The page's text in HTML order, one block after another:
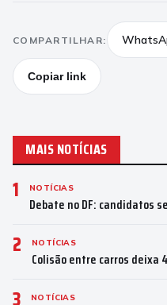
COMPARTILHAR:
Copiar link
MAIS NOTÍCIAS
1 NOTÍCIAS
Debate no DF: candidatos
2 NOTÍCIAS
Colisão entre carros deixa
NOTÍCIAS